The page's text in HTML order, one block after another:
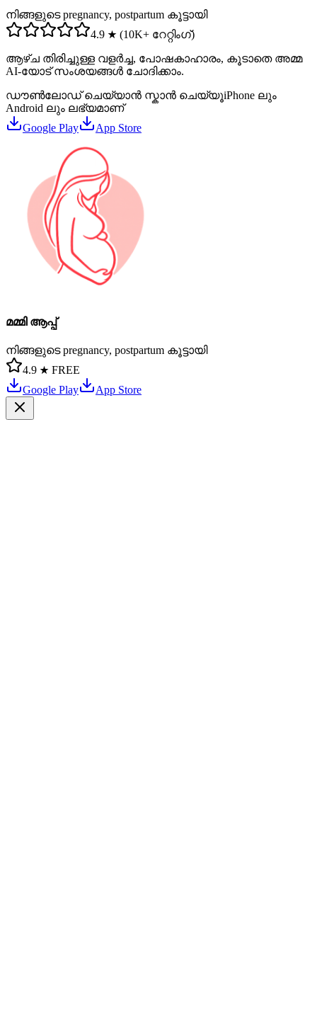
നിങ്ങളുടെ pregnancy, postpartum കൂട്ടായി
4.9 ★ (10K+ റേറ്റിംഗ്)
ആഴ്ച തിരിച്ചുള്ള വളർച്ച, പോഷകാഹാരം, കൂടാതെ അമ്മ
AI-യോട് സംശയങ്ങൾ ചോദിക്കാം.
ഡൗൺലോഡ് ചെയ്യാൻ സ്കാൻ ചെയ്യൂiPhone ലും
Android ലും ലഭ്യമാണ്
Google Play
App Store
മമ്മി ആപ്പ്
നിങ്ങളുടെ pregnancy, postpartum കൂട്ടായി
4.9 ★ FREE
Google Play
App Store